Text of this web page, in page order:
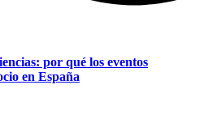
por qué los eventos
en España